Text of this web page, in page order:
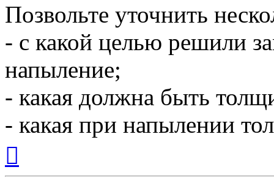
Позвольте уточнить
- с какой целью решили
напыление;
- какая должна быть
- какая при напылении
началу